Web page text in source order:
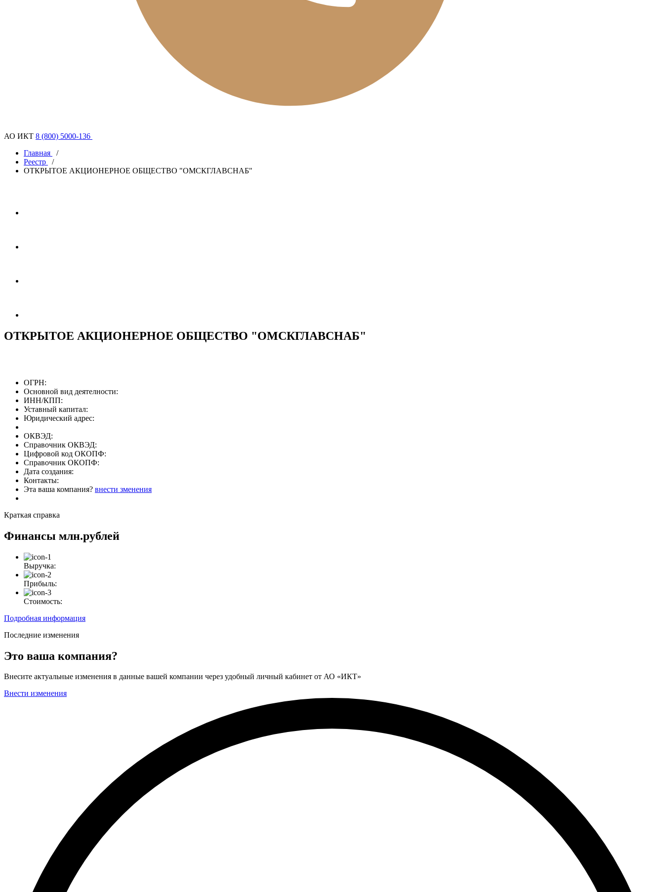
АО ИКТ 8 (800) 5000-136
Главная
/
Реестр
/
ОТКРЫТОЕ АКЦИОНЕРНОЕ ОБЩЕСТВО "ОМСКГЛАВСНАБ"
ОТКРЫТОЕ АКЦИОНЕРНОЕ ОБЩЕСТВО "ОМСКГЛАВСНАБ"
ОГРН:
Основной вид деятелности:
ИНН/КПП:
Уставный капитал:
Юридический адрес:
ОКВЭД:
Справочник ОКВЭД:
Цифровой код ОКОПФ:
Справочник ОКОПФ:
Дата создания:
Контакты:
Эта ваша компания? внести зменения
Краткая справка
Финансы млн.рублей
Выручка:
Прибыль:
Стоимость:
Подробная информация
Последние изменения
Это ваша компания?
Внесите актуальные изменения в данные вашей компании через удобный личный кабинет от АО «ИКТ»
Внести изменения